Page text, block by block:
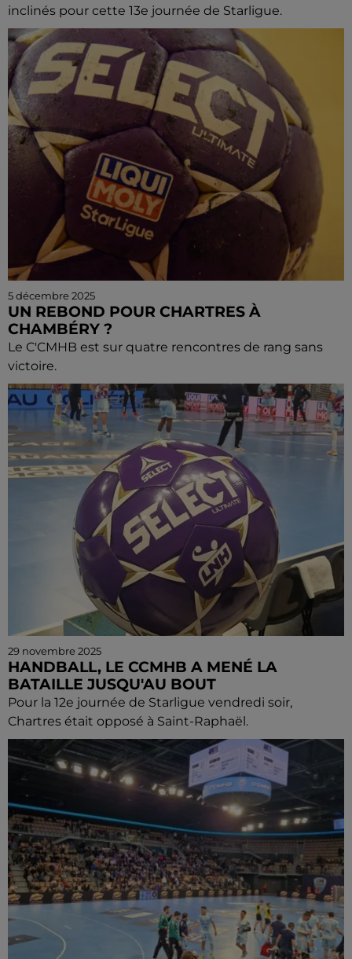
inclinés pour cette 13e journée de Starligue.
5 décembre 2025
UN REBOND POUR CHARTRES À
CHAMBÉRY ?
Le C'CMHB est sur quatre rencontres de rang sans
victoire.
29 novembre 2025
HANDBALL, LE CCMHB A MENÉ LA
BATAILLE JUSQU'AU BOUT
Pour la 12e journée de Starligue vendredi soir,
Chartres était opposé à Saint-Raphaël.